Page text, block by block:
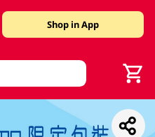
Shop in App